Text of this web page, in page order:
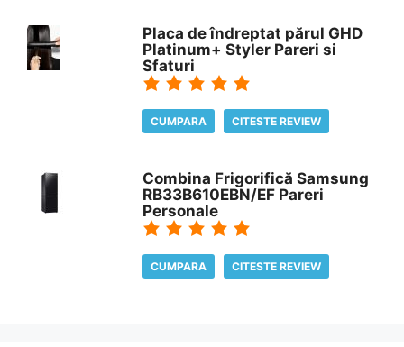
Placa de îndreptat părul GHD
Platinum+ Styler Pareri si
Sfaturi
CUMPARA CITESTE REVIEW
Combina Frigorifică Samsung
RB33B610EBN/EF Pareri
Personale
CUMPARA CITESTE REVIEW